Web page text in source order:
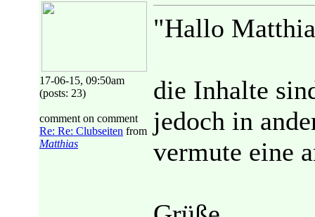
17-06-15, 09:50am
(posts: 23)
comment on comment
Re: Re: Clubseiten from
Matthias
"Hallo
die Inhalte
jedoch in
vermute eine